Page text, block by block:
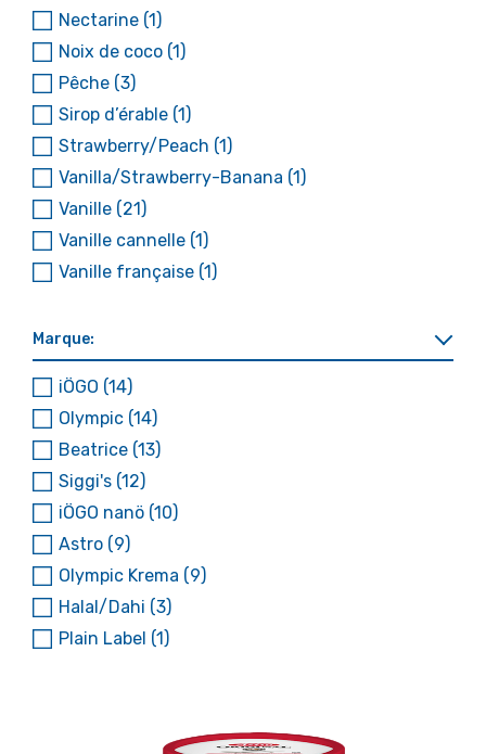
Nectarine (1)
Noix de coco (1)
Pêche (3)
Sirop d’érable (1)
Strawberry/Peach (1)
Vanilla/Strawberry-Banana (1)
Vanille (21)
Vanille cannelle (1)
Vanille française (1)
Marque:
iÖGO (14)
Olympic (14)
Beatrice (13)
Siggi's (12)
iÖGO nanö (10)
Astro (9)
Olympic Krema (9)
Halal/Dahi (3)
Plain Label (1)